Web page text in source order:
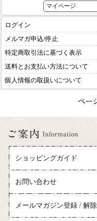
マイページ
ログイン
メルマガ申込/停止
特定商取引法に基づく表示
送料とお支払い方法について
個人情報の取扱いについて
ショッピングガイド
お問い合わせ
メールマガジン登録 / 解除